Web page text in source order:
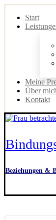
Start
Meine
Über
Kontakt
Beziehungen &